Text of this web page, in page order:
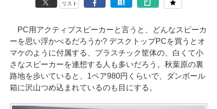
リスト
PC用アクティブスピーカーと言うと、どんなスピーカ
ーを思い浮かべるだろうか? デスクトップPCを買うとオ
マケのように付属する、プラスチック筐体の、白くて小
さなスピーカーを連想する人も多いだろう。秋葉原の裏
路地を歩いていると、1ペア980円くらいで、ダンボール
箱に沢山つめ込まれているのも目にする。